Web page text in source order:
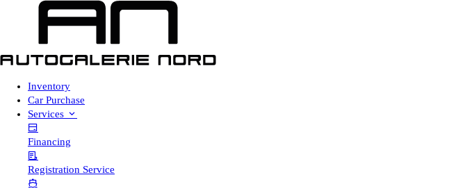
Inventory
Car Purchase
Services
Financing
Registration Service